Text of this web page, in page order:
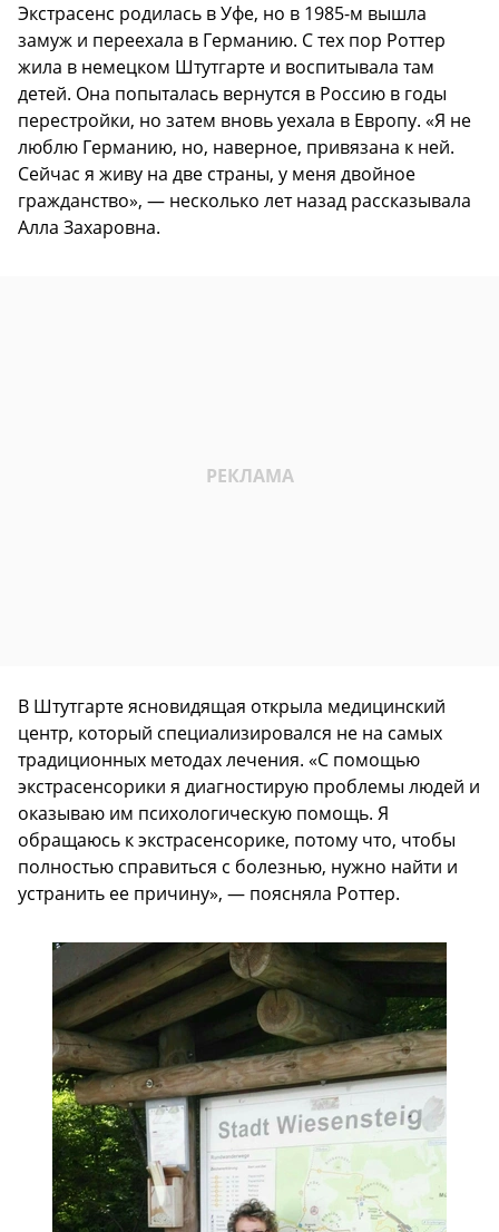
Экстрасенс родилась в Уфе, но в 1985-м вышла
замуж и переехала в Германию. С тех пор Роттер
жила в немецком Штутгарте и воспитывала там
детей. Она попыталась вернутся в Россию в годы
перестройки, но затем вновь уехала в Европу. «Я не
люблю Германию, но, наверное, привязана к ней.
Сейчас я живу на две страны, у меня двойное
гражданство», — несколько лет назад рассказывала
Алла Захаровна.
В Штутгарте ясновидящая открыла медицинский
центр, который специализировался не на самых
традиционных методах лечения. «С помощью
экстрасенсорики я диагностирую проблемы людей и
оказываю им психологическую помощь. Я
обращаюсь к экстрасенсорике, потому что, чтобы
полностью справиться с болезнью, нужно найти и
устранить ее причину», — поясняла Роттер.